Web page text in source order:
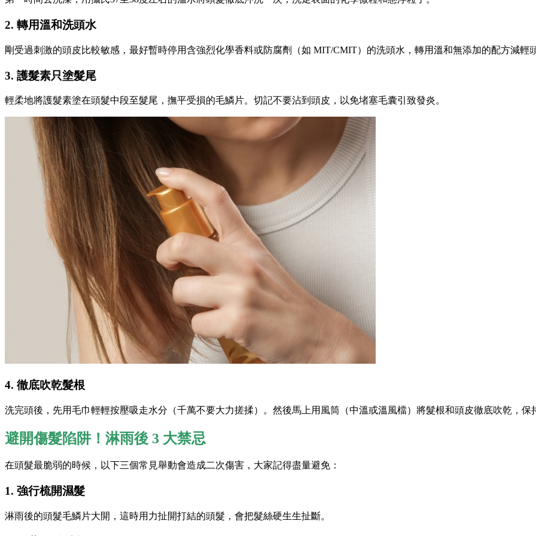
2. 轉用溫和洗頭水
剛受過刺激的頭皮比較敏感，最好暫時停用含強烈化學香料或防腐劑（如 MIT/CMIT）的洗頭水，轉用溫和無添加的配方減輕
3. 護髮素只塗髮尾
輕柔地將護髮素塗在頭髮中段至髮尾，撫平受損的毛鱗片。切記不要沾到頭皮，以免堵塞毛囊引致發炎。
4. 徹底吹乾髮根
洗完頭後，先用毛巾輕輕按壓吸走水分（千萬不要大力搓揉）。然後馬上用風筒（中溫或溫風檔）將髮根和頭皮徹底吹乾，保
避開傷髮陷阱！淋雨後 3 大禁忌
在頭髮最脆弱的時候，以下三個常見舉動會造成二次傷害，大家記得盡量避免：
1. 強行梳開濕髮
淋雨後的頭髮毛鱗片大開，這時用力扯開打結的頭髮，會把髮絲硬生生扯斷。